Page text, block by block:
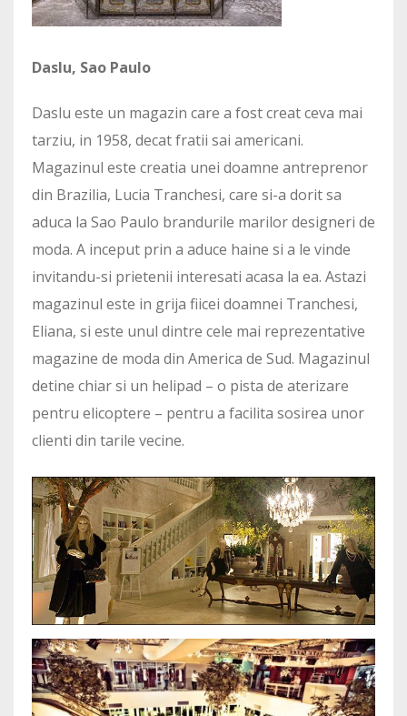
Daslu, Sao Paulo
Daslu este un magazin care a fost creat ceva mai
tarziu, in 1958, decat fratii sai americani.
Magazinul este creatia unei doamne antreprenor
din Brazilia, Lucia Tranchesi, care si-a dorit sa
aduca la Sao Paulo brandurile marilor designeri de
moda. A inceput prin a aduce haine si a le vinde
invitandu-si prietenii interesati acasa la ea. Astazi
magazinul este in grija fiicei doamnei Tranchesi,
Eliana, si este unul dintre cele mai reprezentative
magazine de moda din America de Sud. Magazinul
detine chiar si un helipad – o pista de aterizare
pentru elicoptere – pentru a facilita sosirea unor
clienti din tarile vecine.